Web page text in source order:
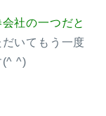
社の一つだと
いてもう一度
(^ ^)